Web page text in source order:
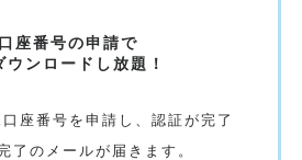
座番号の申請で
ウンロード し放題！
座番号を申請し、認証が完了
了のメールが届きます。